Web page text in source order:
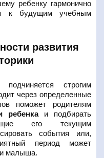
ребенку гармонично
к будущим учебным
развития
строгим
через определенные
поможет родителям
ребенкаи подбирать
его текущим
события или,
период может
малыша.